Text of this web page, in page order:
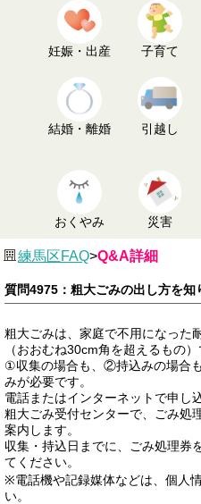
妊娠・出産 子育て
結婚・離婚 引越し
おくやみ 災害
練馬区FAQ>Q&A詳細
質問4975：粗大ごみの出し方を知
粗大ごみは、家庭で不用になった
（おおむね30cm角を超えるもの）
①収集の場合も、②持込みの場合
みが必要です。
電話またはインターネットで申し
粗大ごみ受付センターで、ごみ処
案内します。
収集・持込日までに、ごみ処理券
てください。
※電話機や記録媒体などは、個人
い。